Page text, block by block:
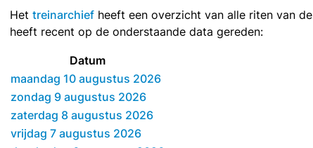
Het treinarchief heeft een overzicht van alle riten van
heeft recent op de onderstaande data gereden:
Datum
maandag 10 augustus 2026
zondag 9 augustus 2026
zaterdag 8 augustus 2026
vrijdag 7 augustus 2026